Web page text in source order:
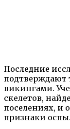
Последние
подтверждают
викингами.
скелетов,
поселениях, и
признаки оспы.